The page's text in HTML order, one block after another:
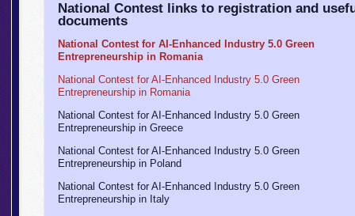
National Contest links to registration and
documents
National Contest for AI-Enhanced Industry 5.0 Green
Entrepreneurship in Romania
National Contest for AI-Enhanced Industry 5.0 Green
Entrepreneurship in Romania
National Contest for AI-Enhanced Industry 5.0 Green
Entrepreneurship in Greece
National Contest for AI-Enhanced Industry 5.0 Green
Entrepreneurship in Poland
National Contest for AI-Enhanced Industry 5.0 Green
Entrepreneurship in Italy